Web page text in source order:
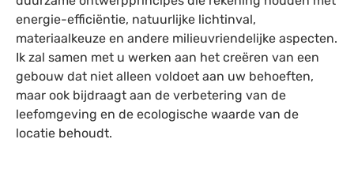
energie-efficiëntie, natuurlijke lichtinval,
materiaalkeuze en andere milieuvriendelijke aspecten.
Ik zal samen met u werken aan het creëren van een
gebouw dat niet alleen voldoet aan uw behoeften,
maar ook bijdraagt aan de verbetering van de
leefomgeving en de ecologische waarde van de
locatie behoudt.